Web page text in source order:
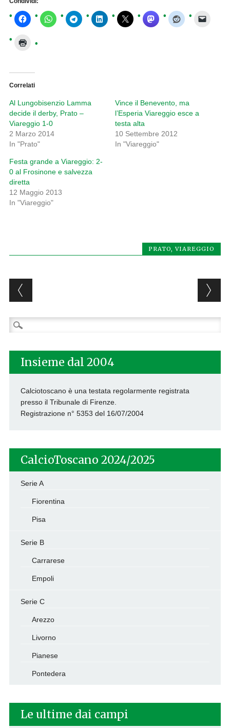
Correlati
Al Lungobisenzio Lamma
decide il derby, Prato –
Viareggio 1-0
2 Marzo 2014
In "Prato"
Vince il Benevento, ma
l’Esperia Viareggio esce a
testa alta
10 Settembre 2012
In "Viareggio"
Festa grande a Viareggio: 2-
0 al Frosinone e salvezza
diretta
12 Maggio 2013
In "Viareggio"
PRATO,VIAREGGIO
Post navigation
Ricerca
per:
Insieme dal 2004
Calciotoscano è una testata regolarmente registrata
presso il Tribunale di Firenze.
Registrazione n° 5353 del 16/07/2004
CalcioToscano 2024/2025
Serie A
Fiorentina
Pisa
Serie B
Carrarese
Empoli
Serie C
Arezzo
Livorno
Pianese
Pontedera
Le ultime dai campi